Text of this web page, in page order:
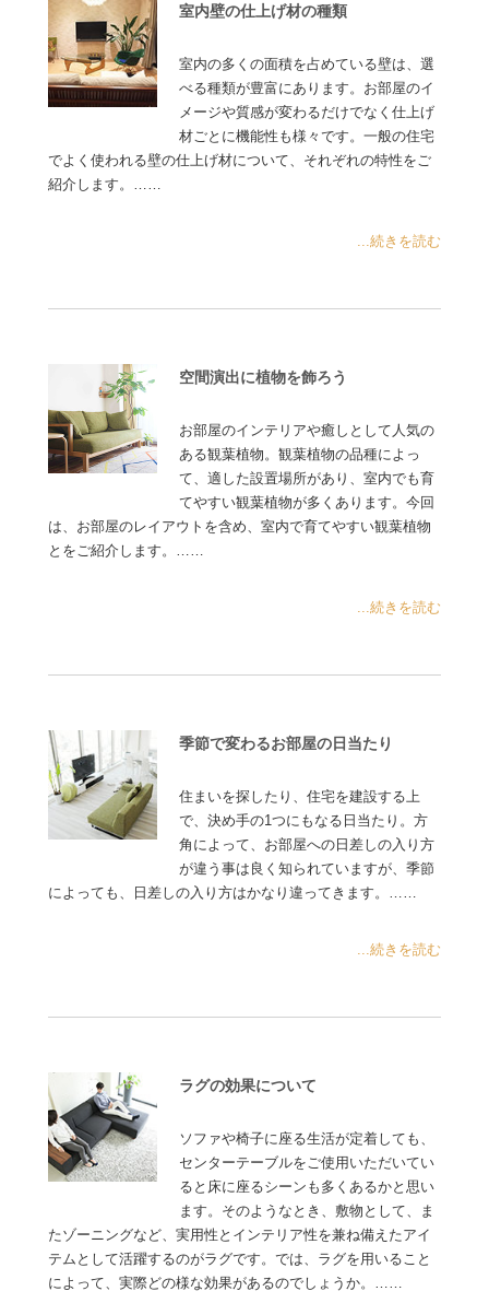
室内壁の仕上げ材の種類
室内の多くの面積を占めている壁は、選
べる種類が豊富にあります。お部屋のイ
メージや質感が変わるだけでなく仕上げ
材ごとに機能性も様々です。一般の住宅
でよく使われる壁の仕上げ材について、それぞれの特性をご
紹介します。……
...続きを読む
空間演出に植物を飾ろう
お部屋のインテリアや癒しとして人気の
ある観葉植物。観葉植物の品種によっ
て、適した設置場所があり、室内でも育
てやすい観葉植物が多くあります。今回
は、お部屋のレイアウトを含め、室内で育てやすい観葉植物
とをご紹介します。……
...続きを読む
季節で変わるお部屋の日当たり
住まいを探したり、住宅を建設する上
で、決め手の1つにもなる日当たり。方
角によって、お部屋への日差しの入り方
が違う事は良く知られていますが、季節
によっても、日差しの入り方はかなり違ってきます。……
...続きを読む
ラグの効果について
ソファや椅子に座る生活が定着しても、
センターテーブルをご使用いただいてい
ると床に座るシーンも多くあるかと思い
ます。そのようなとき、敷物として、ま
たゾーニングなど、実用性とインテリア性を兼ね備えたアイ
テムとして活躍するのがラグです。では、ラグを用いること
によって、実際どの様な効果があるのでしょうか。……